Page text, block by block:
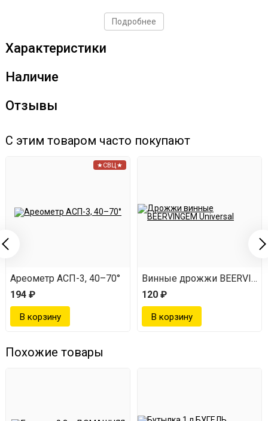
Подробнее
Характеристики
Наличие
Отзывы
С этим товаром часто покупают
★СВЦ★
Ареометр АСП-3, 40–70°
194 ₽
Винные дрожжи
120 ₽
Похожие товары